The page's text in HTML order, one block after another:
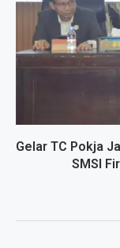
Gelar TC Pokja
SMSI